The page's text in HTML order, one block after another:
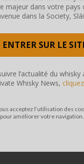
unique dans le
majeur dans votre pays
dans la Society,
ENTRER SUR LE
acceptez l’utilisation des
pour améliorer votre navigation.
l’actualité du whisky
Whisky News,